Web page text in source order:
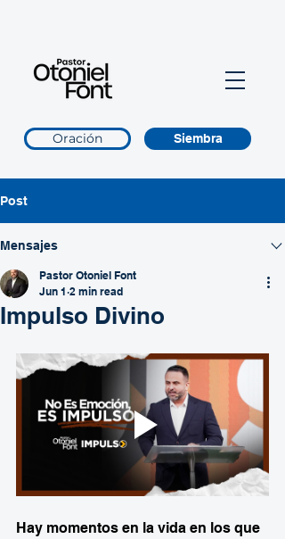
Oración Siembra
Post
Mensajes
Impulso Divino
Pastor Otoniel Font
Jun 1 2 min read
Hay momentos en la vida en los que